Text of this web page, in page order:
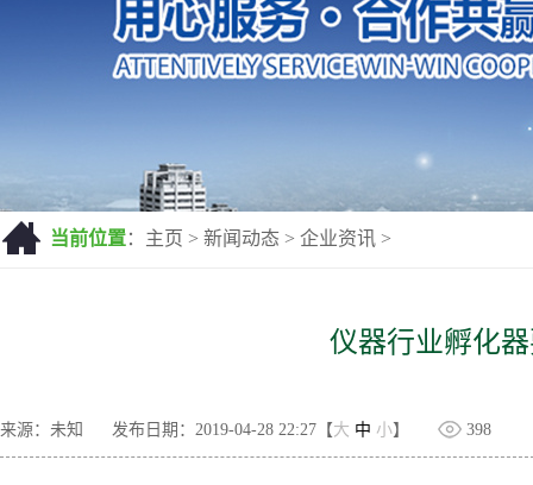
当前位置： 主页 > 新闻动态 > 企业资讯 >
仪器行业孵化
来源：未知 发布日期：2019-04-28 22:27【大 中 小】 398